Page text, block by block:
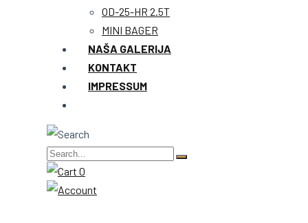
OD-25-HR 2.5T
MINI BAGER
NAŠA GALERIJA
KONTAKT
IMPRESSUM
0